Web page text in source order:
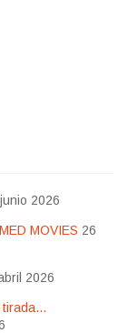
2026
MOVIES 26
2026
tirada…